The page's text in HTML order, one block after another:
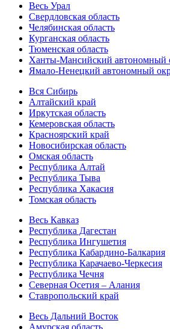
Весь Урал
Свердловская область
Челябинская область
Курганская область
Тюменская область
Ханты-Мансийский автономный
Ямало-Ненецкий автономный
Вся Сибирь
Алтайский край
Иркутская область
Кемеровская область
Красноярский край
Новосибирская область
Омская область
Республика Алтай
Республика Тыва
Республика Хакасия
Томская область
Весь Кавказ
Республика Дагестан
Республика Ингушетия
Республика Кабардино-Балкария
Республика Карачаево-Черкесия
Республика Чечня
Северная Осетия – Алания
Ставропольский край
Весь Дальний Восток
Амурская область